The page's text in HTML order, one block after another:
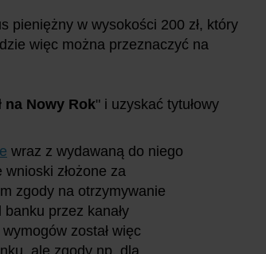
pieniężny w wysokości 200 zł, który
więc można przeznaczyć na
na Nowy Rok" i uzyskać tytułowy
wraz z wydawaną do niego
wnioski złożone za
zgody na otrzymywanie
przez kanały
został więc
ale zgody np. dla